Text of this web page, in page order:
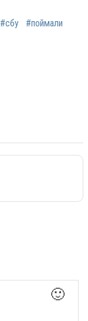
#сбу
#поймали
🙂